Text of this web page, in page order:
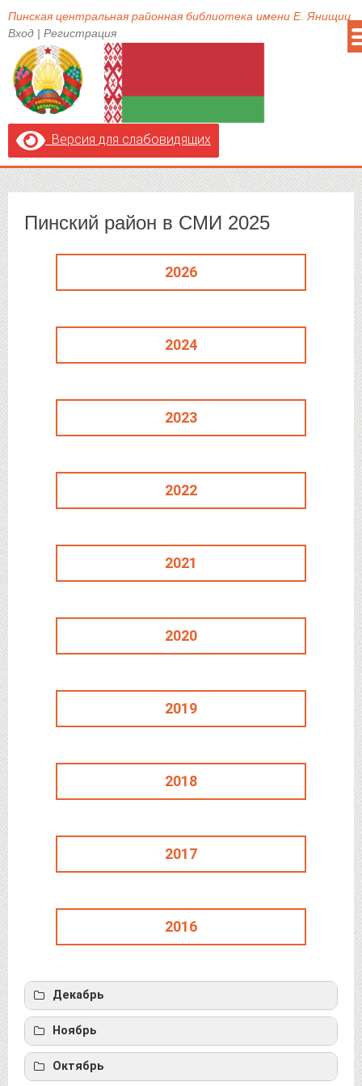
Пинская центральная районная библиотека имени Е. Янищиц
Вход | Регистрация
Версия для слабовидящих
Пинский район в СМИ 2025
2026
2024
2023
2022
2021
2020
2019
2018
2017
2016
Декабрь
Орлова, И. Идеология — категория
прикладная
Ноябрь
Курец, А. Мотивация роста
Октябрь